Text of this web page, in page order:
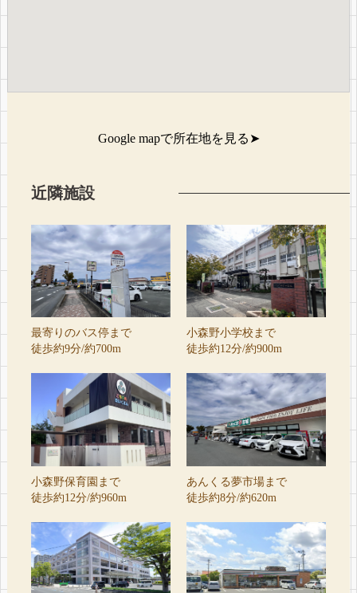
Google mapで所在地を見る ➤
近隣施設
最寄りのバス停まで
徒歩約9分/約700m
小森野小学校まで
徒歩約12分/約900m
小森野保育園まで
徒歩約12分/約960m
あんくる夢市場まで
徒歩約8分/約620m